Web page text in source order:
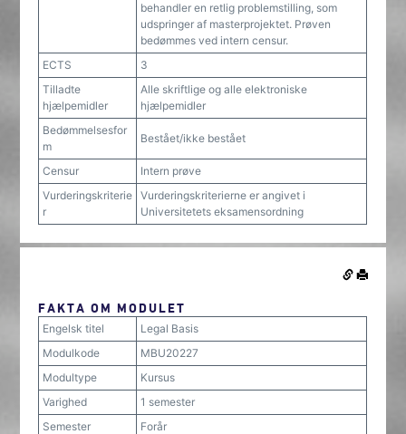
behandler en retlig problemstilling, som
udspringer af masterprojektet. Prøven
bedømmes ved intern censur.
ECTS
3
Tilladte
hjælpemidler
Alle skriftlige og alle elektroniske
hjælpemidler
Bedømmelsesfor
m
Bestået/ikke bestået
Censur
Intern prøve
Vurderingskriterie
r
Vurderingskriterierne er angivet i
Universitetets eksamensordning
FAKTA OM MODULET
Engelsk titel
Legal Basis
Modulkode
MBU20227
Modultype
Kursus
Varighed
1 semester
Semester
Forår